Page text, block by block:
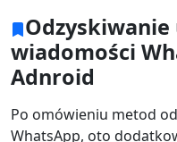
wiadomości
Adnroid
Po omówieniu metod
WhatsApp, oto